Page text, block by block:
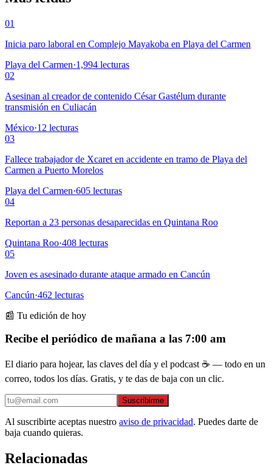
01
Inicia paro laboral en Complejo Mayakoba en Playa del Carmen
Playa del Carmen·1,994 lecturas
02
Asesinan al creador de contenido César Gastélum durante
transmisión en Culiacán
México·12 lecturas
03
Fallece trabajador de Xcaret en accidente en tramo de Playa del
Carmen a Puerto Morelos
Playa del Carmen·605 lecturas
04
Reportan a 23 personas desaparecidas en Quintana Roo
Quintana Roo·408 lecturas
05
Joven es asesinado durante ataque armado en Cancún
Cancún·462 lecturas
📰 Tu edición de hoy
Recibe el periódico de mañana a las 7:00 am
El diario para hojear, las claves del día y el podcast ☕ — todo en un
correo, todos los días. Gratis, y te das de baja con un clic.
Suscribirme
Al suscribirte aceptas nuestro aviso de privacidad. Puedes darte de
baja cuando quieras.
Relacionadas